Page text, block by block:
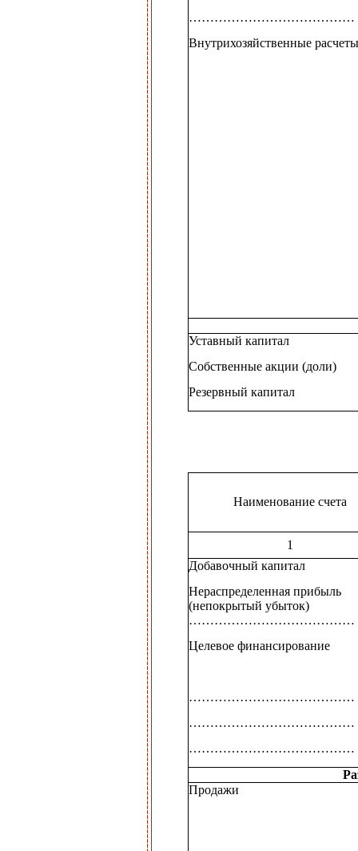
…………………………………
Внутрихозяйственные расчеты
Уставный капитал
Собственные акции (доли)
Резервный капитал
Наименование счета
1
Добавочный капитал
Нераспределенная прибыль
(непокрытый убыток)
…………………………………
Целевое финансирование
…………………………………
…………………………………
…………………………………
Продажи